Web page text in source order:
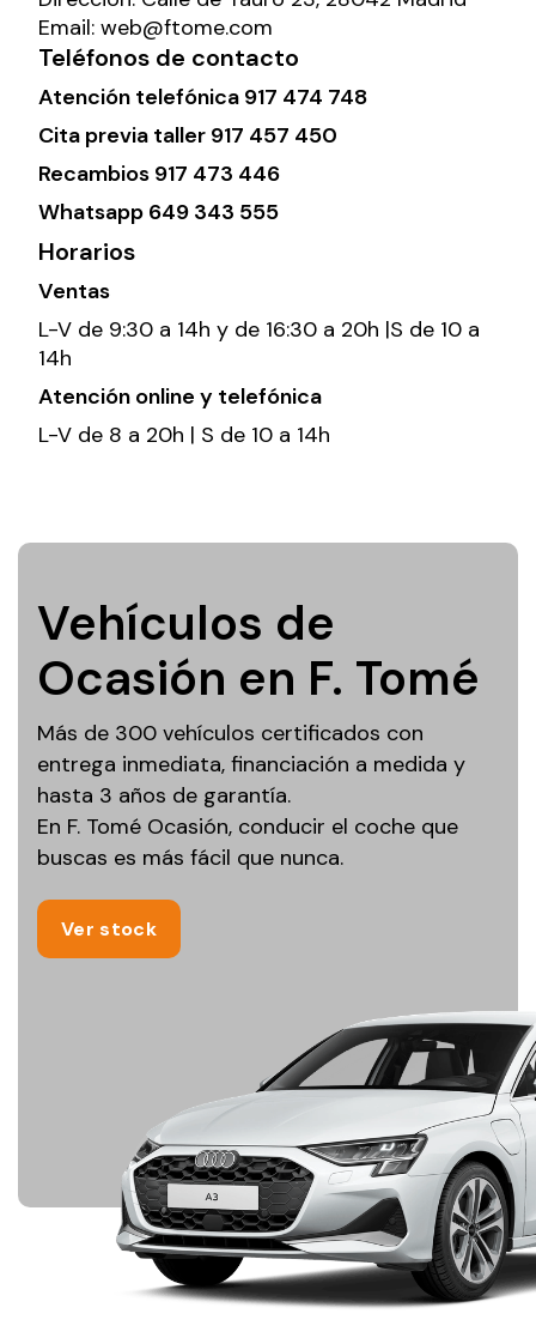
Email: web@ftome.com
Teléfonos de contacto
Atención telefónica 917 474 748
Cita previa taller 917 457 450
Recambios 917 473 446
Whatsapp 649 343 555
Horarios
Ventas
L-V de 9:30 a 14h y de 16:30 a 20h |S de 10 a
14h
Atención online y telefónica
L-V de 8 a 20h | S de 10 a 14h
Vehículos de
Ocasión en F. Tomé
Más de 300 vehículos certificados con
entrega inmediata, financiación a medida y
hasta 3 años de garantía.
En F. Tomé Ocasión, conducir el coche que
buscas es más fácil que nunca.
Ver stock